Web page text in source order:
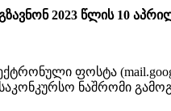
2023 წლის 10
ფოსტა
ნაშრომი